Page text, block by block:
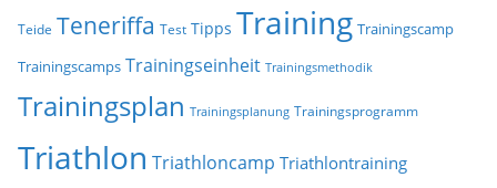
Teide Teneriffa Test Tipps Training Trainingscamp
Trainingscamps Trainingseinheit Trainingsmethodik
Trainingsplan Trainingsplanung Trainingsprogramm
Triathlon Triathloncamp Triathlontraining